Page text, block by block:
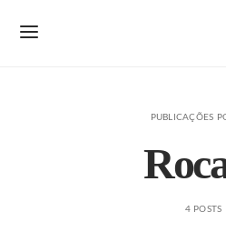
PUBLICAÇÕES
4 POSTS